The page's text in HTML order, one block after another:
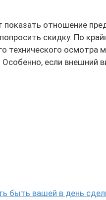
отношение
скидку. По
технического
если внешний
быть вашей в день